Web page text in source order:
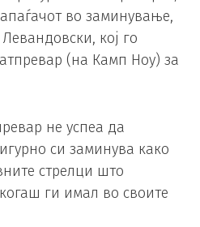
во заминување,
кој го
(на Камп Ноу) за
не успеа да
си заминува како
стрелци што
ги имал во своите